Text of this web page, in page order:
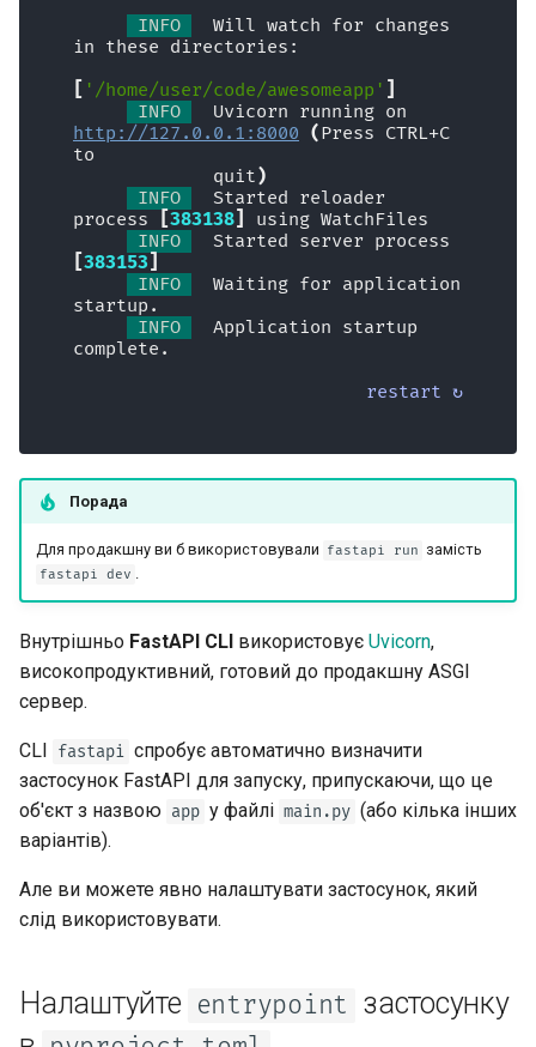
Обробка помилок
Налаштування операції
шляху
JSON-сумісний
кодувальник
Тіло — Оновлення
Залежності
Middleware
CORS (Обмін ресурсами
між різними джерелами)
SQL (реляційні) бази даних
Більші застосунки - кілька
файлів
Стрімінг JSON Lines
Події, надіслані сервером
(SSE)
Фонові задачі
Тестування залежностей з
переписуваннями
Асинхронні тести
Налаштування та змінні
оточення
Зворотні виклики OpenAPI
Вебхуки OpenAPI
Генерація SDK
Просунуті типи Python
JSON з байтами як Base64
Сувора перевірка Content-
INFO
  Will watch for changes
in these directories:
[ '/home/user/code/awesomeapp' ]
INFO
http://127.0.0.1:8000 (Press CTRL+C
to
             quit
)
INFO
  Started reloader
process
[383138]
using WatchFiles
INFO
[383153]
INFO
  Waiting for application
startup.
INFO
  Application startup
complete.
restart ↻
Порада
Для продакшну ви б використовували fastapi run замість
fastapi dev . 🚀
Внутрішньо FastAPI CLI використовує Uvicorn,
високопродуктивний, готовий до продакшну ASGI
сервер. 😎
CLI fastapi спробує автоматично визначити
застосунок FastAPI для запуску, припускаючи, що це
об'єкт з назвою app у файлі main.py (або кілька інших
варіантів).
Але ви можете явно налаштувати застосунок, який
слід використовувати.
Налаштуйте entrypoint застосунку